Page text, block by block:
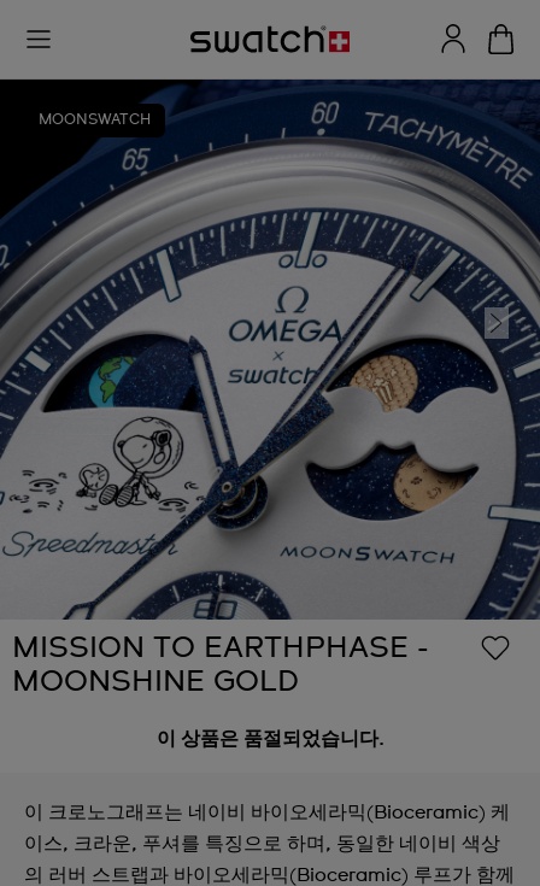
MOONSWATCH
MISSION TO EARTHPHASE -
MOONSHINE GOLD
이 상품은 품절되었습니다.
이 크로노그래프는 네이비 바이오세라믹(Bioceramic) 케
이스, 크라운, 푸셔를 특징으로 하며, 동일한 네이비 색상
의 러버 스트랩과 바이오세라믹(Bioceramic) 루프가 함께